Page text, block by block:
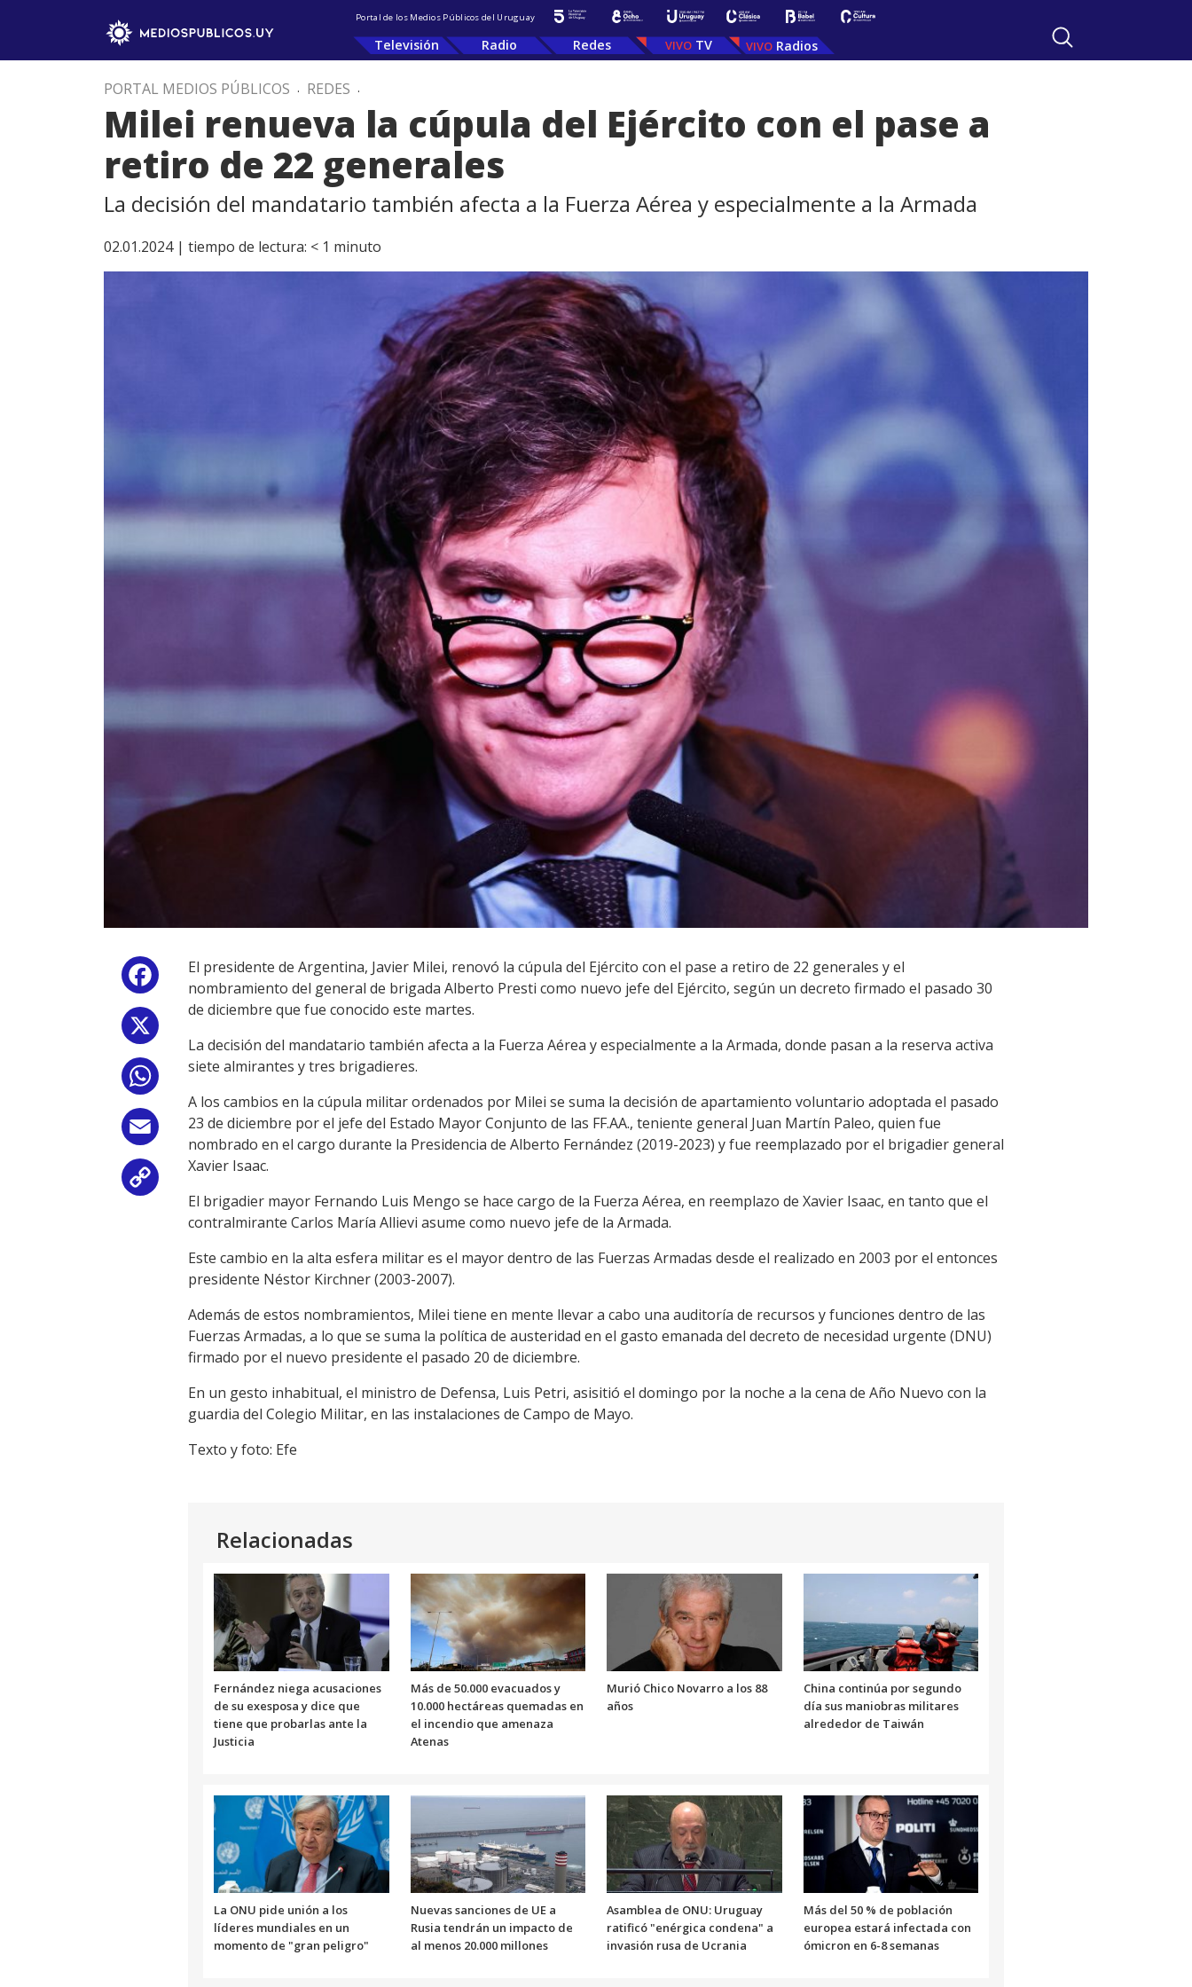
Portal de los Medios Públicos del Uruguay
Televisión Radio Redes TV Radios
PORTAL MEDIOS PÚBLICOS . REDES .
Milei renueva la cúpula del Ejército con el pase a
retiro de 22 generales
La decisión del mandatario también afecta a la Fuerza Aérea y especialmente a la Armada
02.01.2024 | tiempo de lectura: < 1 minuto
Facebook
Email
Link
El presidente de Argentina, Javier Milei, renovó la cúpula del Ejército con el pase a retiro de 22 generales y el
nombramiento del general de brigada Alberto Presti como nuevo jefe del Ejército, según un decreto firmado el pasado 30
de diciembre que fue conocido este martes.
La decisión del mandatario también afecta a la Fuerza Aérea y especialmente a la Armada, donde pasan a la reserva activa
siete almirantes y tres brigadieres.
A los cambios en la cúpula militar ordenados por Milei se suma la decisión de apartamiento voluntario adoptada el pasado
23 de diciembre por el jefe del Estado Mayor Conjunto de las FF.AA., teniente general Juan Martín Paleo, quien fue
nombrado en el cargo durante la Presidencia de Alberto Fernández (2019-2023) y fue reemplazado por el brigadier general
Xavier Isaac.
El brigadier mayor Fernando Luis Mengo se hace cargo de la Fuerza Aérea, en reemplazo de Xavier Isaac, en tanto que el
contralmirante Carlos María Allievi asume como nuevo jefe de la Armada.
Este cambio en la alta esfera militar es el mayor dentro de las Fuerzas Armadas desde el realizado en 2003 por el entonces
presidente Néstor Kirchner (2003-2007).
Además de estos nombramientos, Milei tiene en mente llevar a cabo una auditoría de recursos y funciones dentro de las
Fuerzas Armadas, a lo que se suma la política de austeridad en el gasto emanada del decreto de necesidad urgente (DNU)
firmado por el nuevo presidente el pasado 20 de diciembre.
En un gesto inhabitual, el ministro de Defensa, Luis Petri, asisitió el domingo por la noche a la cena de Año Nuevo con la
guardia del Colegio Militar, en las instalaciones de Campo de Mayo.
Texto y foto: Efe
Relacionadas
Fernández niega acusaciones
de su exesposa y dice que
tiene que probarlas ante la
Justicia
Más de 50.000 evacuados y
10.000 hectáreas quemadas en
el incendio que amenaza
Atenas
Murió Chico Novarro a los 88
años
China continúa por segundo
día sus maniobras militares
alrededor de Taiwán
La ONU pide unión a los
líderes mundiales en un
momento de "gran peligro"
Nuevas sanciones de UE a
Rusia tendrán un impacto de
al menos 20.000 millones
Asamblea de ONU: Uruguay
ratificó "enérgica condena" a
invasión rusa de Ucrania
Más del 50 % de población
europea estará infectada con
ómicron en 6-8 semanas